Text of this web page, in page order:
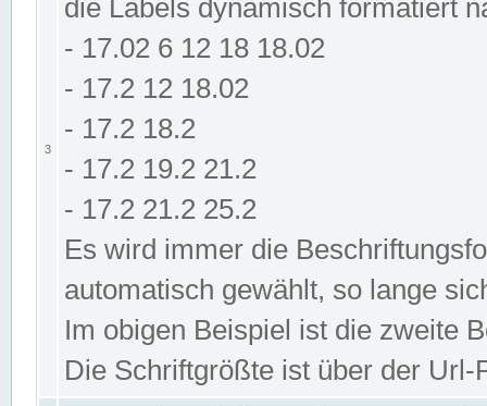
3
die Labels dynamisch formatiert
- 17.02 6 12 18 18.02
- 17.2 12 18.02
- 17.2 18.2
- 17.2 19.2 21.2
- 17.2 21.2 25.2
Es wird immer die
automatisch gewählt, so lange
Im obigen Beispiel ist die zweite
Die Schriftgrößte ist über der